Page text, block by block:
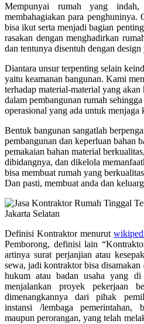
Mempunyai rumah yang
membahagiakan para penghuninya.
bisa ikut serta menjadi bagian
rasakan dengan menghadirkan
dan tentunya disentuh dengan
Diantara unsur terpenting selain
yaitu keamanan bangunan. Kami
terhadap material-material yang
dalam pembangunan rumah
operasional yang ada untuk menjaga
Bentuk bangunan sangatlah
pembangunan dan keperluan bahan
pemakaian bahan material
dibidangnya, dan dikelola
bisa membuat rumah yang
Dan pasti, membuat anda dan
Definisi Kontraktor menurut
Pemborong, definisi lain
artinya surat perjanjian atau
sewa, jadi kontraktor bisa disamakan
hukum atau badan usaha yang
menjalankan proyek pekerjaan
dimenangkannya dari pihak
instansi /lembaga pemerintahan,
maupun perorangan, yang telah